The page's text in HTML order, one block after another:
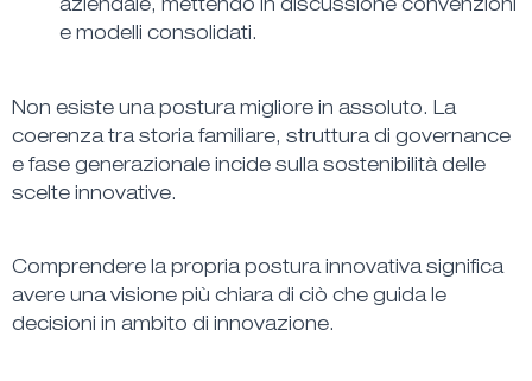
aziendale, mettendo in discussione convenzioni
e modelli consolidati.
Non esiste una postura migliore in assoluto. La
coerenza tra storia familiare, struttura di governance
e fase generazionale incide sulla sostenibilità delle
scelte innovative.
Comprendere la propria postura innovativa significa
avere una visione più chiara di ciò che guida le
decisioni in ambito di innovazione.